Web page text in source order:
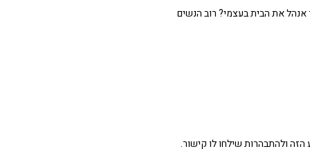
את הבית בעצמי? רוב הנשים
ולהתבהרות שילחו לו קישור.